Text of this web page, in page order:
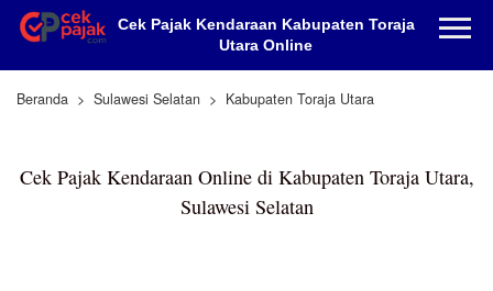
Cek Pajak Kendaraan Kabupaten Toraja
Utara Online
Beranda Sulawesi Selatan Kabupaten Toraja Utara
Cek Pajak Kendaraan Online di Kabupaten Toraja Utara,
Sulawesi Selatan